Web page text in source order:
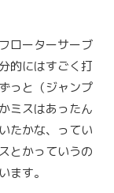
ローターサーブ
的にはすごく打
っと（ジャンプ
ミスはあったん
たかな、ってい
とかっていうの
ます。